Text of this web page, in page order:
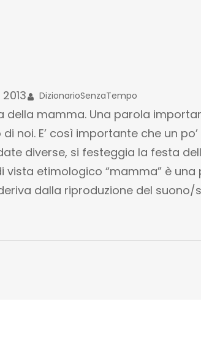
DizionarioSenzaTempo
della mamma. Una parola
noi. E’ così importante che un
diverse, si festeggia la festa
vista etimologico “mamma” è una
dalla riproduzione del suono/